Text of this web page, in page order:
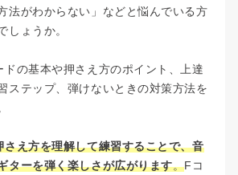
フェクターコース
ース
法がわからない」などと悩んでいる方
しょうか。
の基本や押さえ方のポイント、上達
ステップ、弾けないときの対策方法を
さえ方を理解して練習することで、音
ターを弾く楽しさが広がります。Fコ